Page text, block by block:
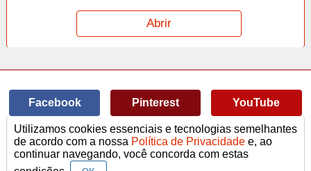
Frases de Amizade
Frases de Amor
Frases de Arrependimento
Frases de Atitude
Frases de Azar
Abrir
Facebook Pinterest YouTube
© Copyright 2014-2022A Frase.
Termos de Uso / Privacidade
Frases
Vídeos
contato@afrase.com.br
Utilizamos cookies essenciais e tecnologias semelhantes
de acordo com a nossa Política de Privacidade e, ao
continuar navegando, você concorda com estas